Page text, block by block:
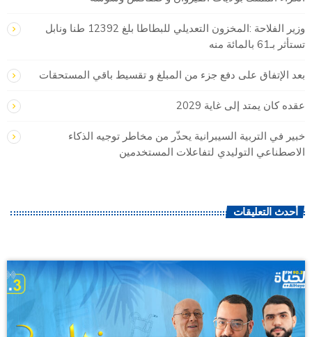
وزير الفلاحة :المخزون التعديلي للبطاطا بلغ 12392 طنا ونابل
تستأثر بـ61 بالمائة منه
بعد الإتفاق على دفع جزء من المبلغ و تقسيط باقي المستحقات
عقده كان يمتد إلى غاية 2029
خبير في التربية السيبرانية يحذّر من مخاطر توجيه الذكاء
الاصطناعي التوليدي لتفاعلات المستخدمين
أحدث التعليقات